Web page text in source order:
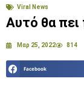
Viral News
Αυτό θα πει
Μαρ 25, 2022 814
Facebook